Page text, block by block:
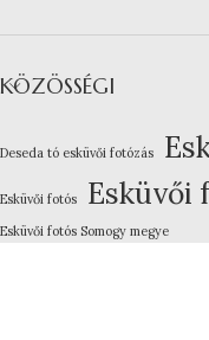
KÖZÖSSÉGI
Deseda tó esküvői fotózás
Esküvői fotós Esküvői
Esküvői fotós Somogy megye